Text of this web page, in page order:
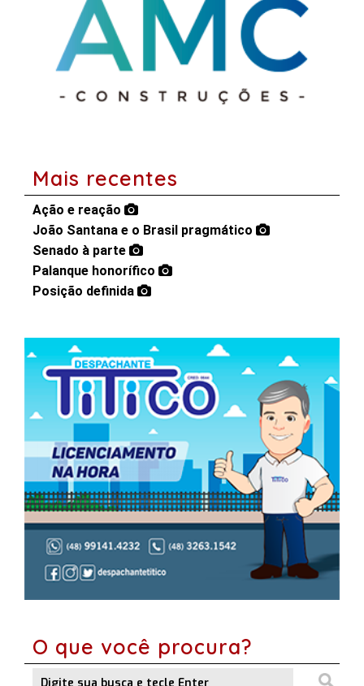
Mais recentes
Ação e reação
João Santana e o Brasil pragmático
Senado à parte
Palanque honorífico
Posição definida
O que você procura?